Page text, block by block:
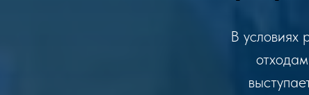
В условиях